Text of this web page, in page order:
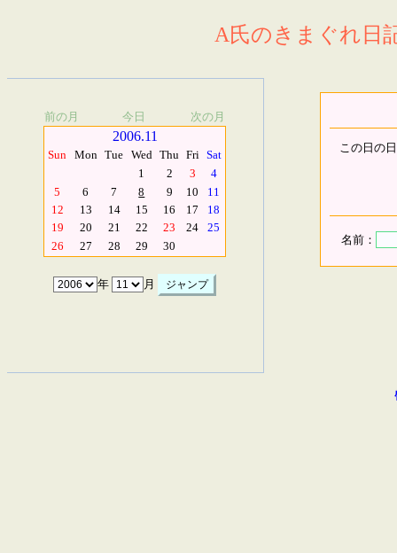
A氏のきまぐれ日
前の月 今日 次の月
2006.11
Sun Mon Tue Wed Thu Fri Sat
1
2 3
4
5
6 7 8 9 10
11
12
13 14 15 16 17
18
19
20 21 22 23 24
25
26
27 28 29 30
年 月
この日の
名前：